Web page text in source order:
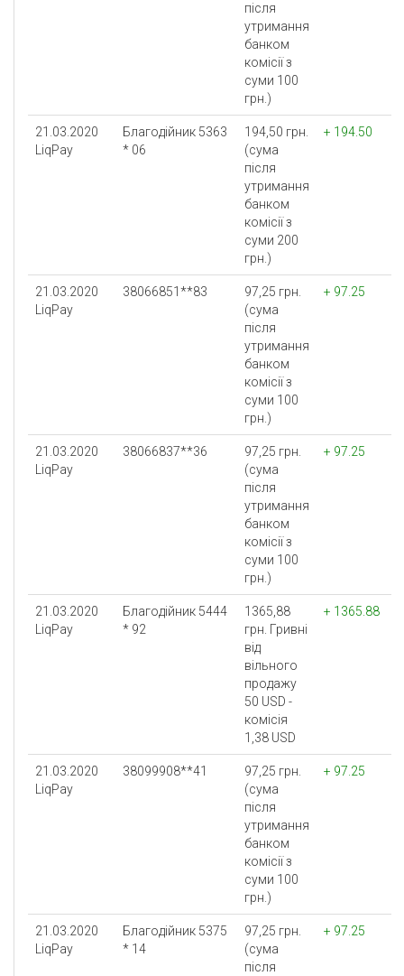
після
утримання
банком
комісії з
суми 100
грн.)
21.03.2020
LiqPay
Благодійник 5363
* 06
194,50 грн.
(сума
після
утримання
банком
комісії з
суми 200
грн.)
+ 194.50
21.03.2020
LiqPay
38066851**83
97,25 грн.
(сума
після
утримання
банком
комісії з
суми 100
грн.)
+ 97.25
21.03.2020
LiqPay
38066837**36
97,25 грн.
(сума
після
утримання
банком
комісії з
суми 100
грн.)
+ 97.25
21.03.2020
LiqPay
Благодійник 5444
* 92
1365,88
грн. Гривнi
вiд
вiльного
продажу
50 USD -
комісія
1,38 USD
+ 1365.88
21.03.2020
LiqPay
38099908**41
97,25 грн.
(сума
після
утримання
банком
комісії з
суми 100
грн.)
+ 97.25
21.03.2020
LiqPay
Благодійник 5375
* 14
97,25 грн.
(сума
після
+ 97.25